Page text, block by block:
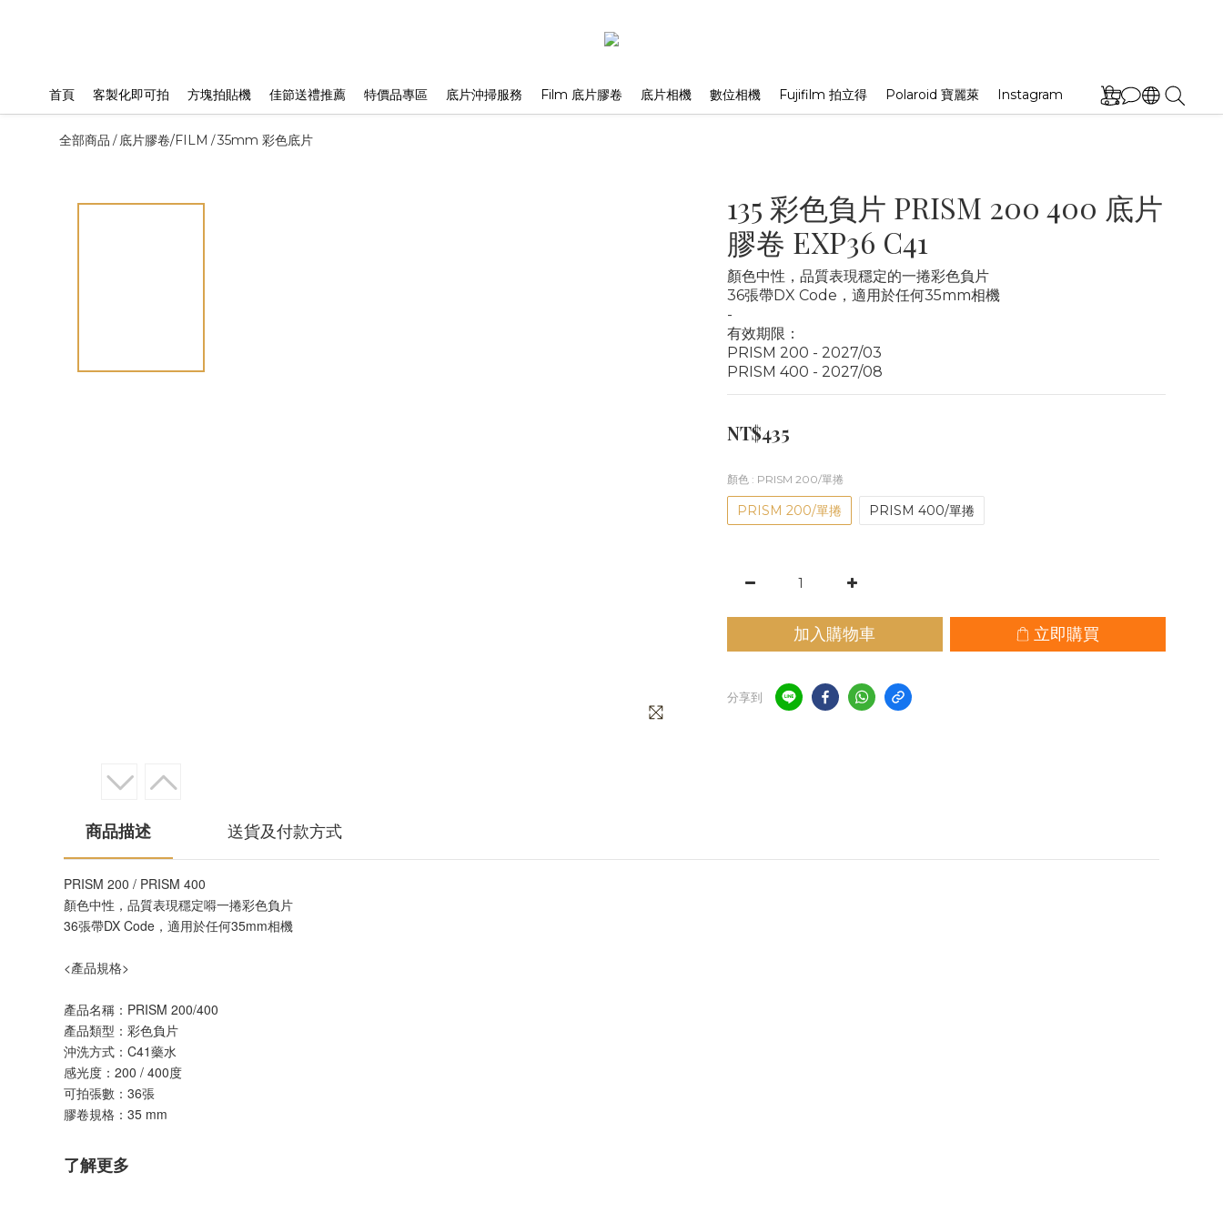
首頁 客製化即可拍 方塊拍貼機 佳節送禮推薦 特價品專區 底片沖掃服務 Film 底片膠卷 底片相機 數位相機 Fujifilm 拍立得 Polaroid 寶麗萊 Instagram
全部商品 /底片膠卷/FILM /35mm 彩色底片
135 彩色負片 PRISM 200 400 底片
膠卷 EXP36 C41
顏色中性，品質表現穩定的一捲彩色負片
36張帶DX Code，適用於任何35mm相機
-
有效期限：
PRISM 200 - 2027/03
PRISM 400 - 2027/08
NT$435
顏色 : PRISM 200/單捲
PRISM 200/單捲 PRISM 400/單捲
加入購物車 立即購買
分享到
商品描述 送貨及付款方式
PRISM 200 / PRISM 400
顏色中性，品質表現穩定嘚一捲彩色負片
36張帶DX Code，適用於任何35mm相機
<產品規格>
產品名稱：PRISM 200/400
產品類型：彩色負片
沖洗方式：C41藥水
感光度：200 / 400度
可拍張數：36張
膠卷規格：35 mm
了解更多